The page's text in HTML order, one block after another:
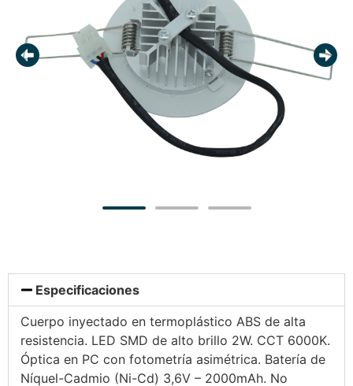
Especificaciones
Cuerpo inyectado en termoplástico ABS de alta
resistencia. LED SMD de alto brillo 2W. CCT 6000K.
Óptica en PC con fotometría asimétrica. Batería de
Níquel-Cadmio (Ni-Cd) 3,6V – 2000mAh. No